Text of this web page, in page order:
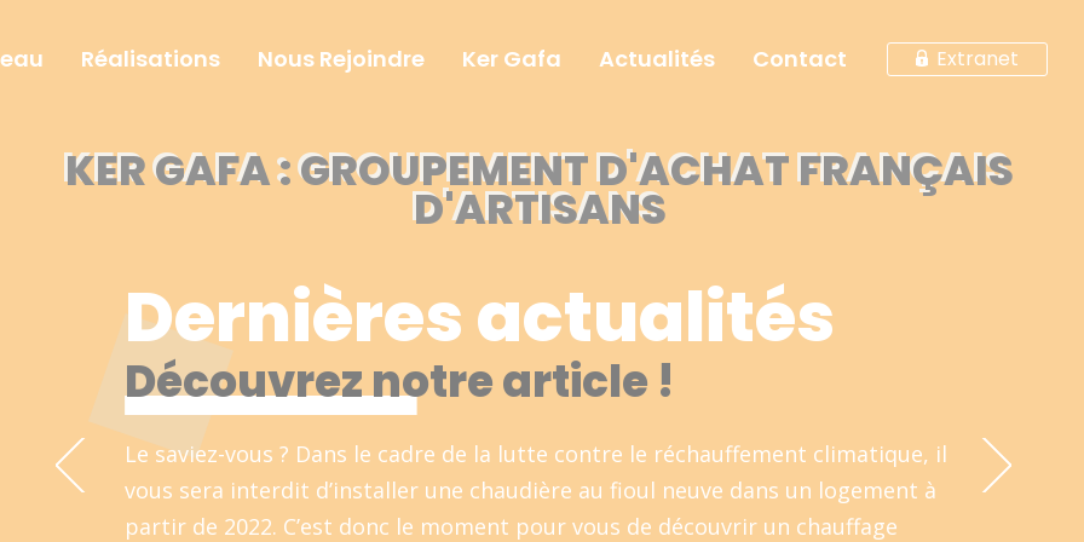
Réalisations Nous Rejoindre Ker Gafa Actualités Contact Extranet
KER GAFA : GROUPEMENT D'ACHAT FRANÇAIS
D'ARTISANS
Dernières actualités
Découvrez notre article !
Le saviez-vous ? Dans le cadre de la lutte contre le réchauffement climatique, il
vous sera interdit d’installer une chaudière au fioul neuve dans un logement à
partir de 2022. C’est donc le moment pour vous de découvrir un chauffage